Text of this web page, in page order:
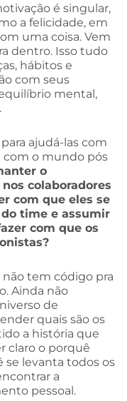
é singular,
a felicidade, em
uma coisa. Vem
dentro. Isso tudo
hábitos e
com seus
mental,
ajudá-las com
com o mundo pós
o
colaboradores
com que eles se
time e assumir
com que os
tem código pra
Ainda não
de
quais são os
a história que
claro o porquê
se levanta todos os
a
pessoal.